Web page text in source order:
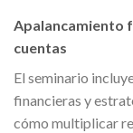
Apalancamiento
cuentas
El seminario
financieras y
cómo multiplicar